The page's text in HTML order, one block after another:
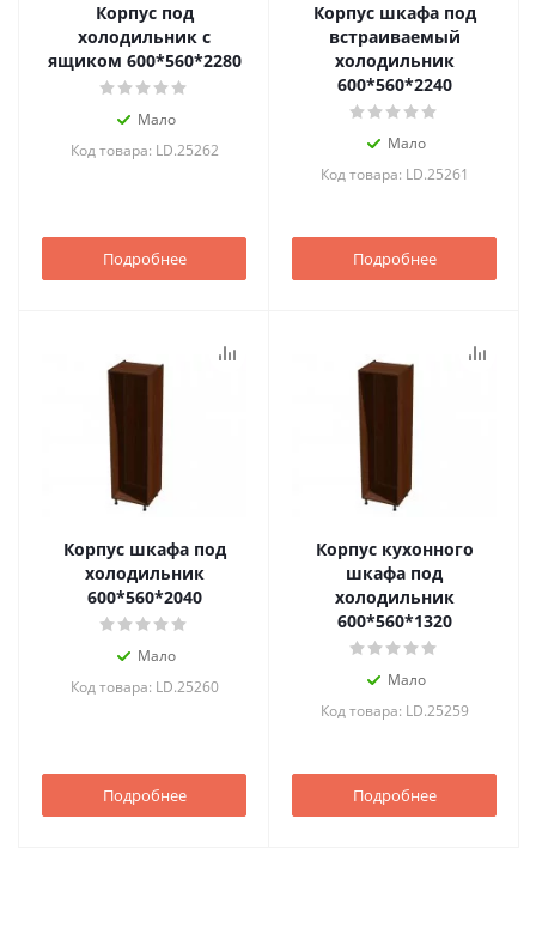
Корпус под
холодильник с
ящиком 600*560*2280
Мало
Код товара: LD.25262
Подробнее
Корпус шкафа под
встраиваемый
холодильник
600*560*2240
Мало
Код товара: LD.25261
Подробнее
Корпус шкафа под
холодильник
600*560*2040
Мало
Код товара: LD.25260
Подробнее
Корпус кухонного
шкафа под
холодильник
600*560*1320
Мало
Код товара: LD.25259
Подробнее